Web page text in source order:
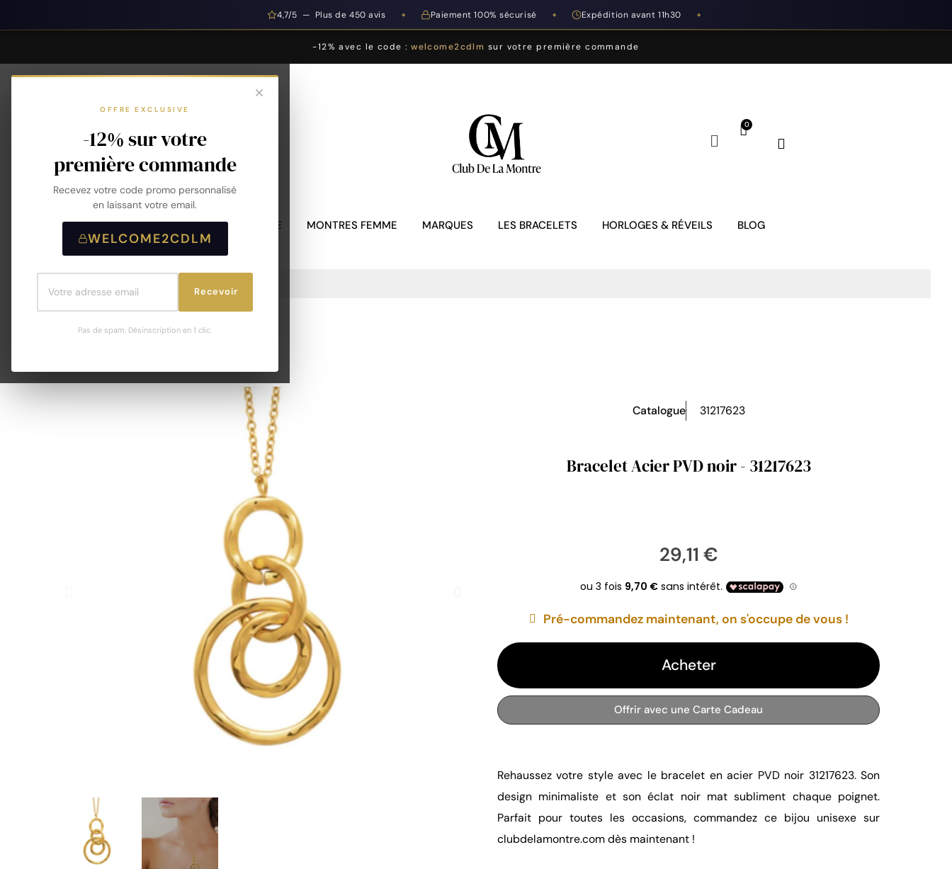
4,7/5 — Plus de 450 avis ◆ Paiement 100% sécurisé ◆ Expédition avant 11h30 ◆
-12% avec le code :welcome2cdlm sur votre première commande
OFFRE EXCLUSIVE
-12% sur votre
première commande
Recevez votre code promo personnalisé
en laissant votre email.
WELCOME2CDLM
Recevoir
Pas de spam. Désinscription en 1 clic.
MONTRES HOMME MONTRES FEMME MARQUES LES BRACELETS HORLOGES & RÉVEILS BLOG
Accueil Bracelet Acier PVD Noir - 31217623
Catalogue 31217623
Bracelet Acier PVD noir - 31217623
29,11 €
Pré-commandez maintenant, on s'occupe de vous !
Acheter
Offrir avec une Carte Cadeau
Rehaussez votre style avec le bracelet en acier PVD noir 31217623. Son
design minimaliste et son éclat noir mat subliment chaque poignet.
Parfait pour toutes les occasions, commandez ce bijou unisexe sur
clubdelamontre.com dès maintenant !